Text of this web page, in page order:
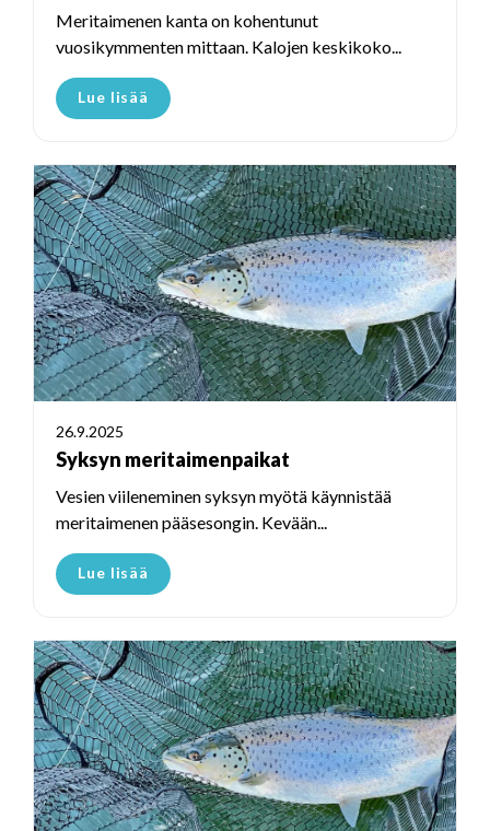
Meritaimenen kanta on kohentunut
vuosikymmenten mittaan. Kalojen keskikoko...
Lue lisää
26.9.2025
Syksyn meritaimenpaikat
Vesien viileneminen syksyn myötä käynnistää
meritaimenen pääsesongin. Kevään...
Lue lisää